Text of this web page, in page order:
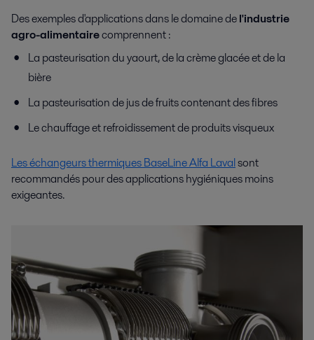
Des exemples d'applications dans le domaine del'industrie
agro-alimentairecomprennent :
La pasteurisation du yaourt, de la crème glacée et de la
bière
La pasteurisation de jus de fruits contenant des fibres
Le chauffage et refroidissement de produits visqueux
Les échangeurs thermiques BaseLine Alfa Lavalsont
recommandés pour des applications hygiéniques moins
exigeantes.